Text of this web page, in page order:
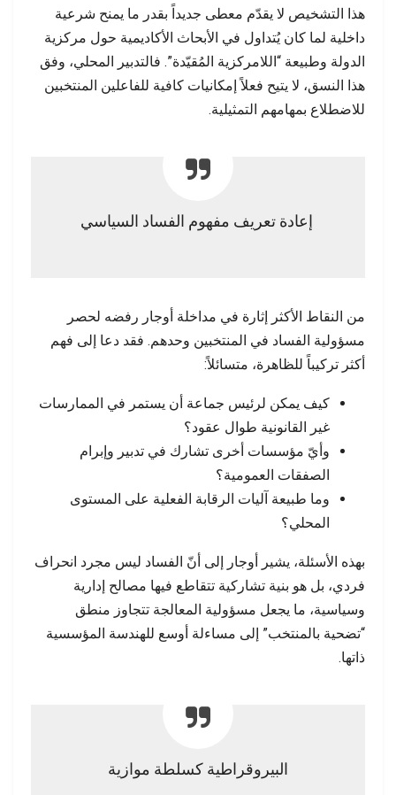
هذا التشخيص لا يقدّم معطى جديداً بقدر ما يمنح شرعية
داخلية لما كان يُتداول في الأبحاث الأكاديمية حول مركزية
الدولة وطبيعة “اللامركزية المُقيّدة”. فالتدبير المحلي، وفق
هذا النسق، لا يتيح فعلاً إمكانيات كافية للفاعلين المنتخبين
للاضطلاع بمهامهم التمثيلية.
إعادة تعريف مفهوم الفساد السياسي
من النقاط الأكثر إثارة في مداخلة أوجار رفضه لحصر
مسؤولية الفساد في المنتخبين وحدهم. فقد دعا إلى فهم
أكثر تركيباً للظاهرة، متسائلاً:
كيف يمكن لرئيس جماعة أن يستمر في الممارسات
غير القانونية طوال عقود؟
وأيّ مؤسسات أخرى تشارك في تدبير وإبرام
الصفقات العمومية؟
وما طبيعة آليات الرقابة الفعلية على المستوى
المحلي؟
بهذه الأسئلة، يشير أوجار إلى أنّ الفساد ليس مجرد انحراف
فردي، بل هو بنية تشاركية تتقاطع فيها مصالح إدارية
وسياسية، ما يجعل مسؤولية المعالجة تتجاوز منطق
“تضحية بالمنتخب” إلى مساءلة أوسع للهندسة المؤسسية
ذاتها.
البيروقراطية كسلطة موازية